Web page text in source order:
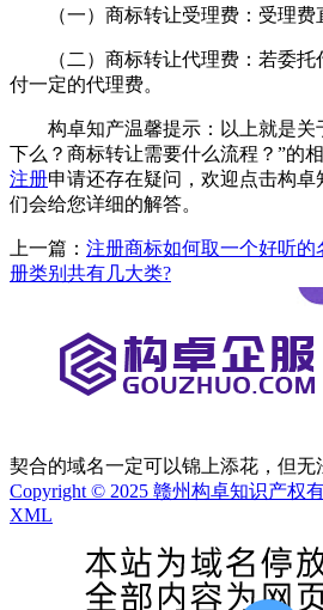
（一）商标转让受理费：受理费
（二）商标转让代理费：若委托
付一定的代理费。
构卓知产温馨提示：以上就是关
下么？商标转让需要什么流程？”的
注册申请还存在疑问，欢迎点击构
们会给您详细的解答。
上一篇： 注册商标如何取一个好听的
册类别共有几大类?
契合的域名一定可以锦上添花，但无
Copyright © 2025 赣州构卓知识产权
XML